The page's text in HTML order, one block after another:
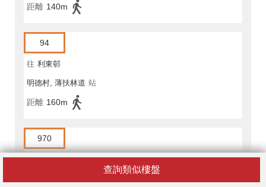
查詢類似樓盤
距離 140m
94
往 利東邨
明德村, 薄扶林道 站
距離 160m
970
往 蘇屋